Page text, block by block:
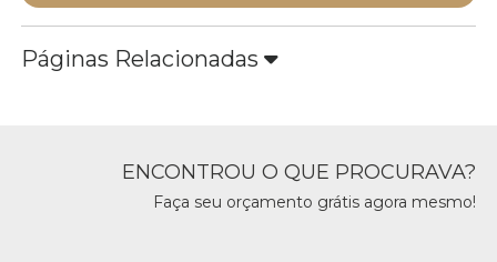
Páginas Relacionadas
ENCONTROU O QUE PROCURAVA?
Faça seu orçamento grátis agora mesmo!